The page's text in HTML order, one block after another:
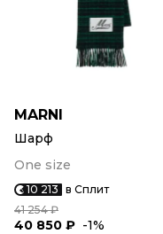
MARNI
Шарф
One size
10 213 в Сплит
41 254 ₽
40 850 ₽ -1%